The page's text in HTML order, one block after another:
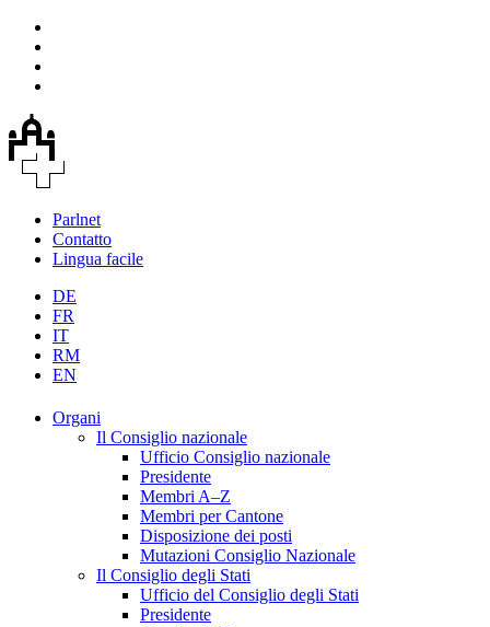
Parlnet
Contatto
Lingua facile
DE
FR
IT
RM
EN
Organi
Il Consiglio nazionale
Ufficio Consiglio nazionale
Presidente
Membri A–Z
Membri per Cantone
Disposizione dei posti
Mutazioni Consiglio Nazionale
Il Consiglio degli Stati
Ufficio del Consiglio degli Stati
Presidente